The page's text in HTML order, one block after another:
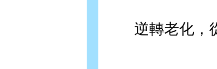
逆轉老化，從